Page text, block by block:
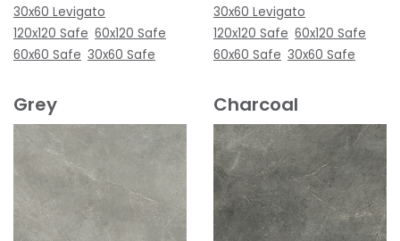
30x60 Levigato
120x120 Safe 60x120 Safe
60x60 Safe 30x60 Safe
30x60 Levigato
120x120 Safe 60x120 Safe
60x60 Safe 30x60 Safe
Grey Charcoal